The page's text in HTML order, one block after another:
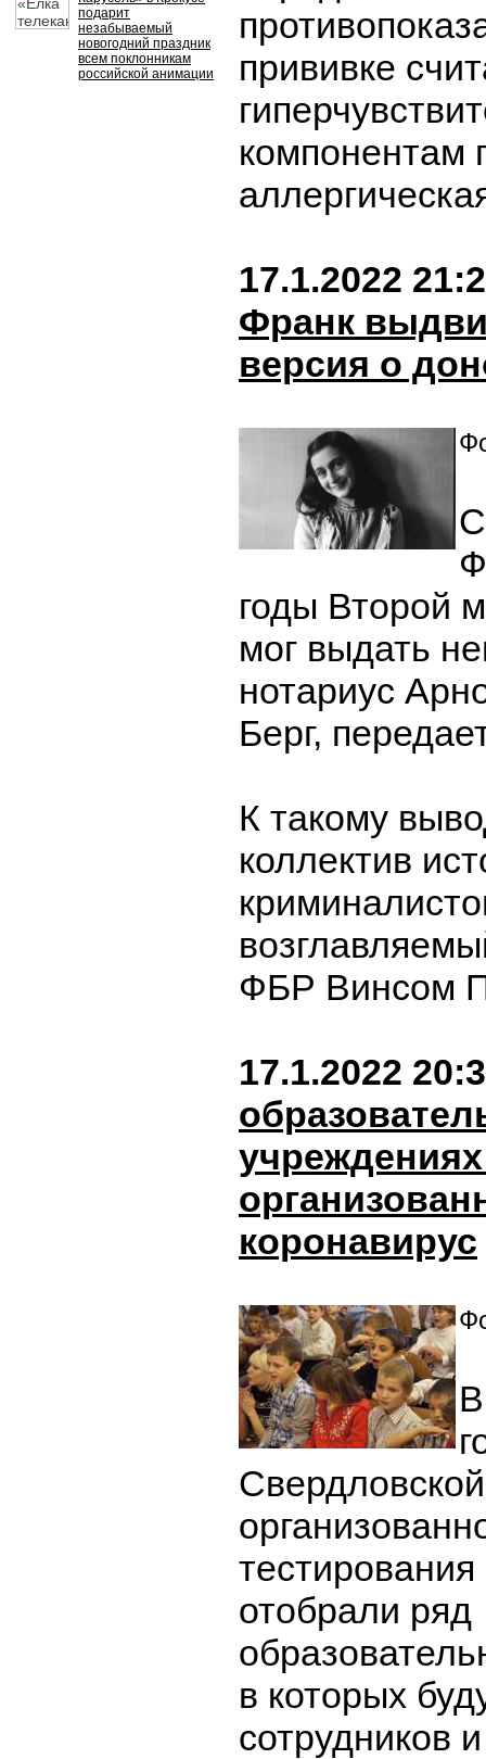
подарит
незабываемый
новогодний праздник
всем поклонникам
российской анимации
прививке
компонентам
17.1.2022
Франк
версия о
годы Второй
мог выдать
нотариус
Берг,
К такому
коллектив
ФБР Винсом
17.1.2022
коронавирус
отобрали ряд
в которых
сотрудников